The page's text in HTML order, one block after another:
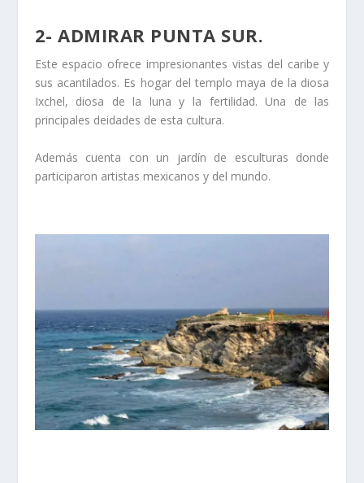
2- ADMIRAR PUNTA SUR.
Este espacio ofrece impresionantes vistas del caribe y
sus acantilados. Es hogar del templo maya de la diosa
Ixchel, diosa de la luna y la fertilidad. Una de las
principales deidades de esta cultura.
Además cuenta con un jardín de esculturas donde
participaron artistas mexicanos y del mundo.